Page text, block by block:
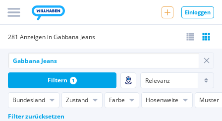
Einloggen
281 Anzeigen in Gabbana Jeans
Bundesland Zustand Farbe Hosenweite
Muster
Filter zurücksetzen
Filtern 1